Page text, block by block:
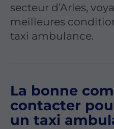
secteur d’Arles,
meilleures
taxi ambulance.
La bonne
contacter
un taxi